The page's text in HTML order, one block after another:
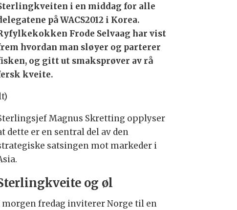
i en middag for alle
på WACS2012 i Korea.
Frode Selvaag har vist
hvordan man sløyer og parterer
og gitt ut smaksprøver av rå
kveite.
Magnus Skretting opplyser
dette er en sentral del av den
satsingen mot markeder i
og øl
morgen fredag inviterer Norge til en